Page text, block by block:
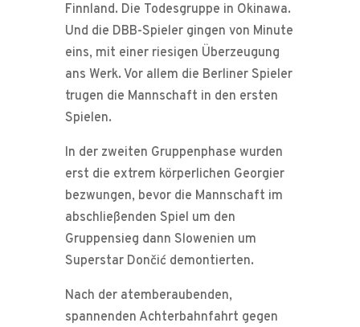
Finnland. Die Todesgruppe in Okinawa.
Und die DBB-Spieler gingen von Minute
eins, mit einer riesigen Überzeugung
ans Werk. Vor allem die Berliner Spieler
trugen die Mannschaft in den ersten
Spielen.
In der zweiten Gruppenphase wurden
erst die extrem körperlichen Georgier
bezwungen, bevor die Mannschaft im
abschließenden Spiel um den
Gruppensieg dann Slowenien um
Superstar Dončić demontierten.
Nach der atemberaubenden,
spannenden Achterbahnfahrt gegen